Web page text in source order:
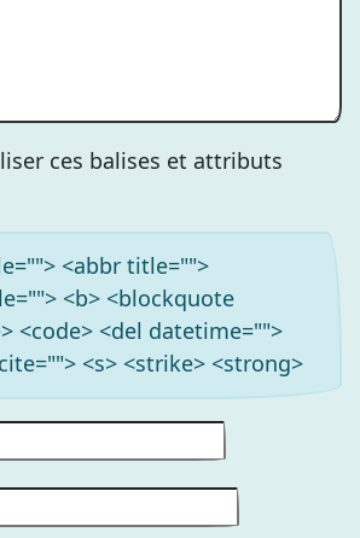
ces balises et attributs
<abbr title="">
<b> <blockquote
<code> <del datetime="">
<s> <strike> <strong>